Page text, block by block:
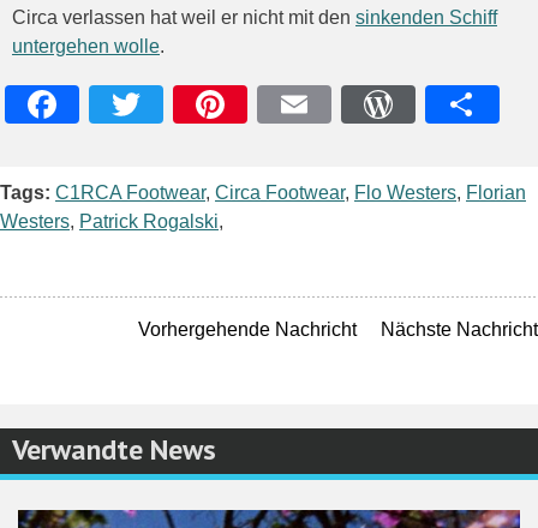
Circa verlassen hat weil er nicht mit den sinkenden Schiff
untergehen wolle.
Tags: C1RCA Footwear, Circa Footwear, Flo Westers, Florian
Westers, Patrick Rogalski,
Vorhergehende Nachricht Nächste Nachricht
Verwandte News